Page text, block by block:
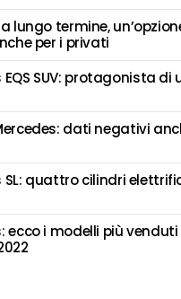
lungo termine,
per i privati
EQS SUV: protagonista di
dati negativi
SL: quattro cilindri
ecco i modelli più venduti